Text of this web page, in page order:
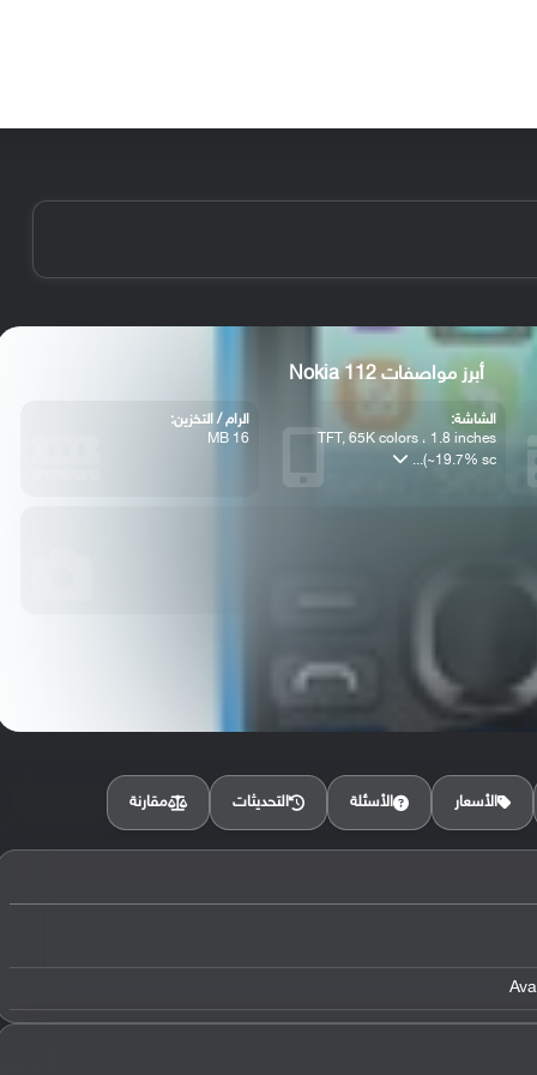
أبرز مواصفات Nokia 112
الشاشة:
TFT, 65K colors ، 1.8 inches
(~19.7% sc...
الرام / التخزين:
16 MB
الأسعار الأسئلة التحديثات مقارنة